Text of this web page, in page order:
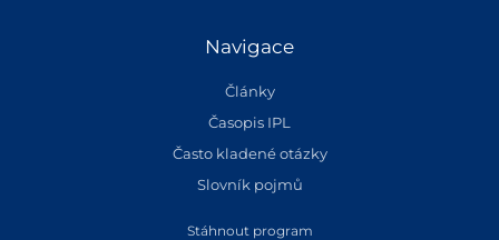
Navigace
Články
Časopis IPL
Často kladené otázky
Slovník pojmů
Stáhnout program